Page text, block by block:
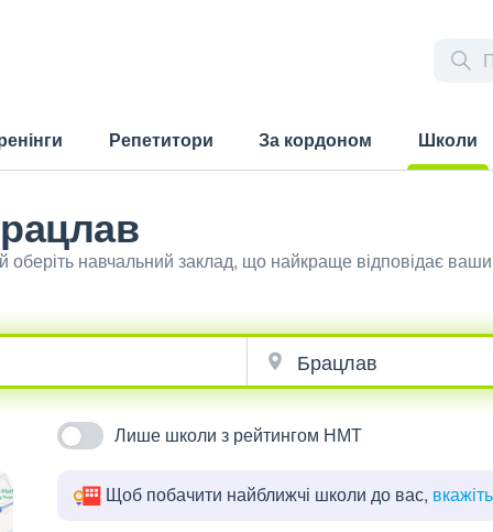
Репетитори За кордоном
Школи
навчальний заклад, що найкраще відповідає
Лише школи з рейтингом НМТ
Щоб побачити найближчі школи до вас,